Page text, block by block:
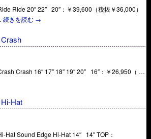
Ride 20″ 22″ 20″：￥39,600（税抜￥36,000）
続きを読む →
Crash 16″ 17″ 18″ 19″ 20″ 16″：￥26,950（ …
Hat
Hat Sound Edge Hi-Hat 14″ 14″ TOP：